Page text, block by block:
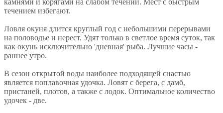
течением избегают.
Ловля окуня длится круглый год с небольшими перерывами
на половодье и нерест. Удят только в светлое время суток, так
как окунь исключительно 'дневная' рыба. Лучшие часы -
раннее утро.
В сезон открытой воды наиболее подходящей снастью
является поплавочная удочка. Ловят с берега, с дамб,
пристаней, плотов, а также с лодок. Оптимальное количество
удочек - две.